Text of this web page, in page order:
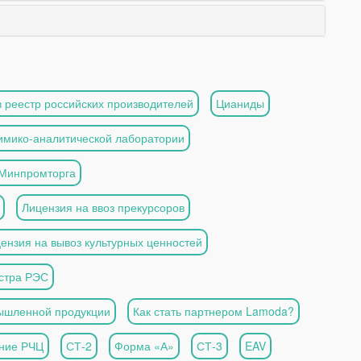
российских производителей Цианиды
аналитической лаборатории
Лицензия на ввоз прекурсоров
на вывоз культурных ценностей
РЭС
продукции Как стать партнером Lamoda?
РЧЦ СТ-2 Форма «А» СТ-3 EAV